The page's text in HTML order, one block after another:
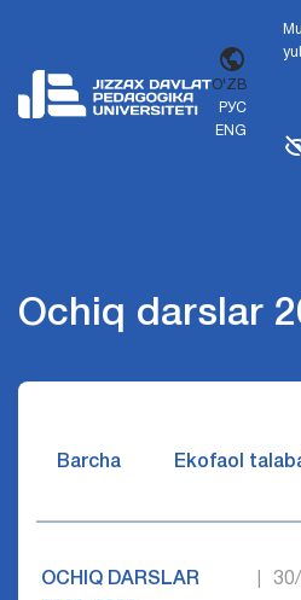
O'ZB
РУС
ENG
Ochiq darslar
Barcha Ekofaol
OCHIQ DARSLAR